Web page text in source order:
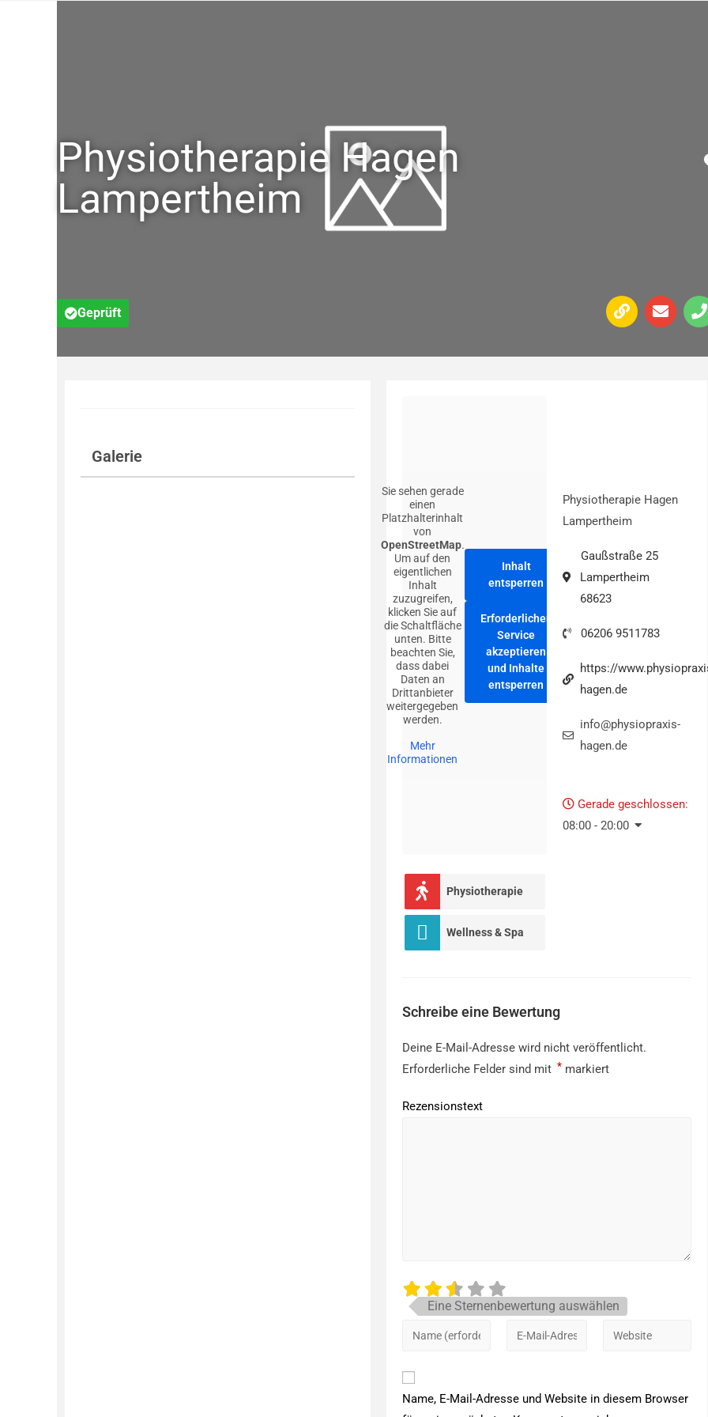
Physiotherapie Hagen
Lampertheim
Geprüft
Galerie
Sie sehen gerade
einen
Platzhalterinhalt
von
OpenStreetMap.
Um auf den
eigentlichen
Inhalt
zuzugreifen,
klicken Sie auf
die Schaltfläche
unten. Bitte
beachten Sie,
dass dabei
Daten an
Drittanbieter
weitergegeben
werden.
Mehr
Informationen
Inhalt
entsperren
Erforderlichen
Service
akzeptieren
und Inhalte
entsperren
Physiotherapie Hagen
Lampertheim
Gaußstraße 25
Lampertheim
68623
06206 9511783
https://
hagen.de
info@physiopraxis-
hagen.de
Gerade geschlossen:
08:00 - 20:00
Physiotherapie
Wellness & Spa
Schreibe eine Bewertung
Deine E-Mail-Adresse wird nicht veröffentlicht.
Erforderliche Felder sind mit *markiert
Rezensionstext
Eine Sternenbewertung auswählen
Name, E-Mail-Adresse und Website in diesem Browser